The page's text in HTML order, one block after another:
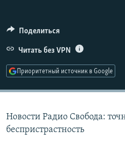
ПОДПИШИТЕСЬ НА
СОЦИАЛЬНЫЕ СЕТИ
Поделиться
Читать без VPN
Приоритетный источник в Google
Новости Радио Свобода:
беспристрастность